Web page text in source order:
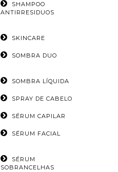
SHAMPOO
ANTIRRESIDUOS
SKINCARE
SOMBRA DUO
SOMBRA LÍQUIDA
SPRAY DE CABELO
SÉRUM CAPILAR
SÉRUM FACIAL
SÉRUM
SOBRANCELHAS